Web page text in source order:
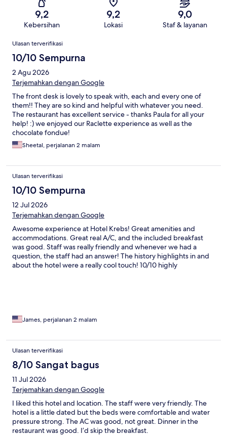
9,2
Kebersihan
9,2
Lokasi
9,0
Staf & layanan
Ulasan
Ulasan terverifikasi
10/10 Sempurna
2 Agu 2026
Terjemahkan dengan Google
The front desk is lovely to speak with, each and every one of
them!! They are so kind and helpful with whatever you need.
The restaurant has excellent service - thanks Paula for all your
help! :) we enjoyed our Raclette experience as well as the
chocolate fondue!
Sheetal, perjalanan 2 malam
Ulasan terverifikasi
10/10 Sempurna
12 Jul 2026
Terjemahkan dengan Google
Awesome experience at Hotel Krebs! Great amenities and
accommodations. Great real A/C, and the included breakfast
was good. Staff was really friendly and whenever we had a
question, the staff had an answer! The history highlights in and
about the hotel were a really cool touch! 10/10 highly
James, perjalanan 2 malam
Ulasan terverifikasi
8/10 Sangat bagus
11 Jul 2026
Terjemahkan dengan Google
I liked this hotel and location. The staff were very friendly. The
hotel is a little dated but the beds were comfortable and water
pressure strong. The AC was good, not great. Dinner in the
restaurant was good. I’d skip the breakfast.